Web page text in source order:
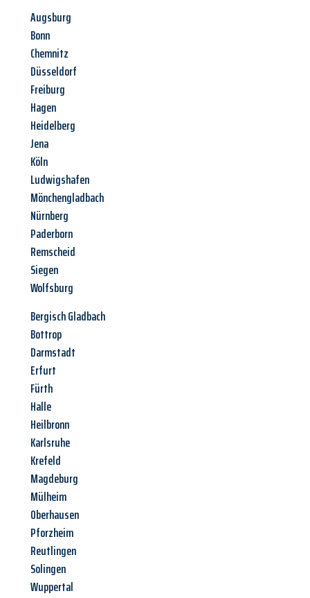
Augsburg
Bonn
Chemnitz
Düsseldorf
Freiburg
Hagen
Heidelberg
Jena
Köln
Ludwigshafen
Mönchengladbach
Nürnberg
Paderborn
Remscheid
Siegen
Wolfsburg
Bergisch Gladbach
Bottrop
Darmstadt
Erfurt
Fürth
Halle
Heilbronn
Karlsruhe
Krefeld
Magdeburg
Mülheim
Oberhausen
Pforzheim
Reutlingen
Solingen
Wuppertal